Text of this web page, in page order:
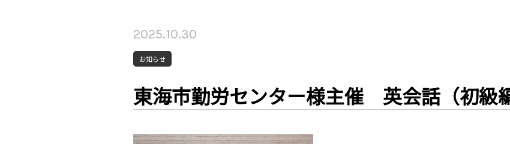
2025.10.30
お知らせ
東海市勤労センター様主催 英会話（初級